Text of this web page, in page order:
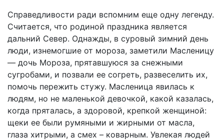
Справедливости ради вспомним еще одну легенду.
Считается, что родиной праздника является
дальний Север. Однажды, в суровый зимний день
люди, изнемогшие от мороза, заметили Масленицу
— дочь Мороза, прятавшуюся за снежными
сугробами, и позвали ее согреть, развеселить их,
помочь пережить стужу. Масленица явилась к
людям, но не маленькой девочкой, какой казалась,
когда пряталась, а здоровой, крепкой женщиной:
щеки ее были румяными и жирными от масла,
глаза хитрыми, а смех – коварным. Увлекая людей